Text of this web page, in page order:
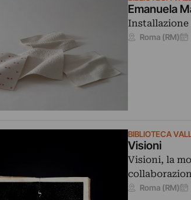
Emanuela
Installazione
Roma (RM)
BIBLIOTECA
Visioni
Visioni, la
Roma (RM)